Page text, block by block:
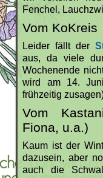
Fenchel,
Vom KoKreis
Leider fällt der
aus, da viele
Wochenende
wird am 14.
frühzeitig
Vom
Fiona, u.a.)
Kaum ist der
dazusein, aber
auch die